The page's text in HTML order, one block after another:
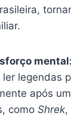
mental:
ler legendas
após
como Shrek